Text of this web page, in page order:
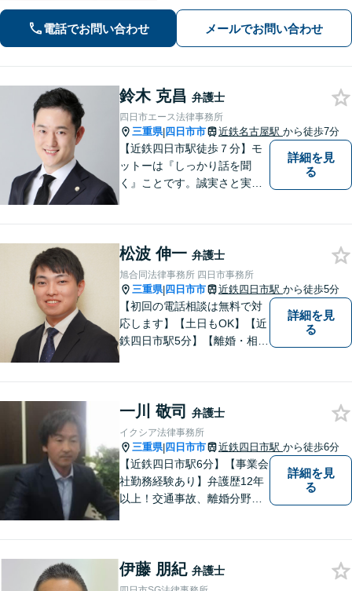
た」に対応できます。自己破産や任意
整理、個人再生など幅広い解決方法を
提示【完全個室で安心】
電話でお問い合わせ メールでお問い合わせ
鈴木 克昌 弁護士
四日市エース法律事務所
三重県| 四日市市 近鉄名古屋駅 から徒歩7分
【近鉄四日市駅徒歩７分】モ
ットーは『しっかり話を聞
く』ことです。誠実さと実直
（使用者側）／交通事故／相
続問題など、幅広く対応。お
気軽にご相談ください。
詳細を見
る
松波 伸一 弁護士
旭合同法律事務所 四日市事務所
三重県| 四日市市 近鉄四日市駅 から徒歩5分
【初回の電話相談は無料で対
応します】【土日もOK】【近
鉄四日市駅5分】【離婚・相続
刑事事件全般】双方ともに納
得する解決を目指します【交
通事故】示談金の増額に向け
尽力
詳細を見
る
一川 敬司 弁護士
イクシア法律事務所
三重県| 四日市市 近鉄四日市駅 から徒歩6分
【近鉄四日市駅6分】【事業会
社勤務経験あり】弁護歴12年
以上！交通事故、離婚分野に
す。明瞭会計を心がけていま
す。まずはお気軽にご相談
詳細を見
る
伊藤 朋紀 弁護士